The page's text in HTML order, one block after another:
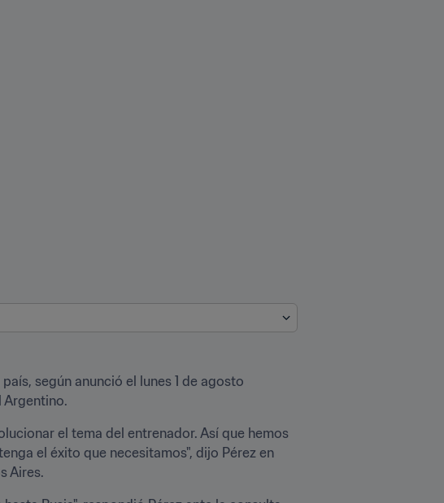
según anunció el lunes 1 de agosto
Argentino.
el tema del entrenador. Así que hemos
el éxito que necesitamos", dijo Pérez en
Aires.